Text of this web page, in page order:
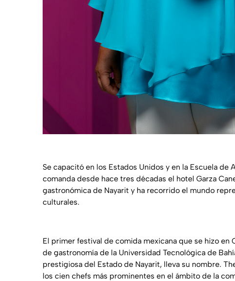
Se capacitó en los Estados Unidos y en la Escuela
comanda desde hace tres décadas el hotel Garza
gastronómica de Nayarit y ha recorrido el mundo
culturales.
El primer festival de comida mexicana que se hizo en
de gastronomía de la Universidad Tecnológica de
prestigiosa del Estado de Nayarit, lleva su nombre.
los cien chefs más prominentes en el ámbito de la